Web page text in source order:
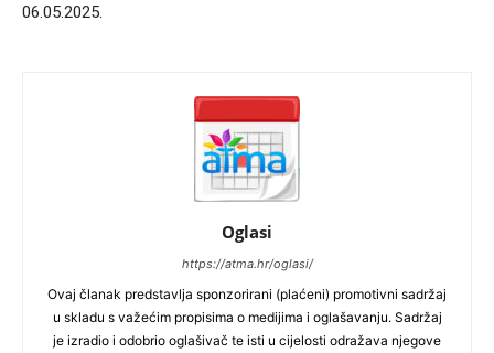
06.05.2025.
Oglasi
https://atma.hr/oglasi/
Ovaj članak predstavlja sponzorirani (plaćeni) promotivni sadržaj
u skladu s važećim propisima o medijima i oglašavanju. Sadržaj
je izradio i odobrio oglašivač te isti u cijelosti odražava njegove